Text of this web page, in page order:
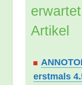
Artikel
erstmals